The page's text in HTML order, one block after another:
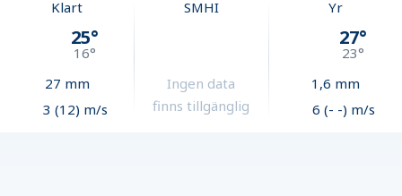
Klart
25°
16°
27 mm
3 (12) m/s
SMHI
Ingen data
finns tillgänglig
Yr
27°
23°
1,6 mm
6 (- -) m/s